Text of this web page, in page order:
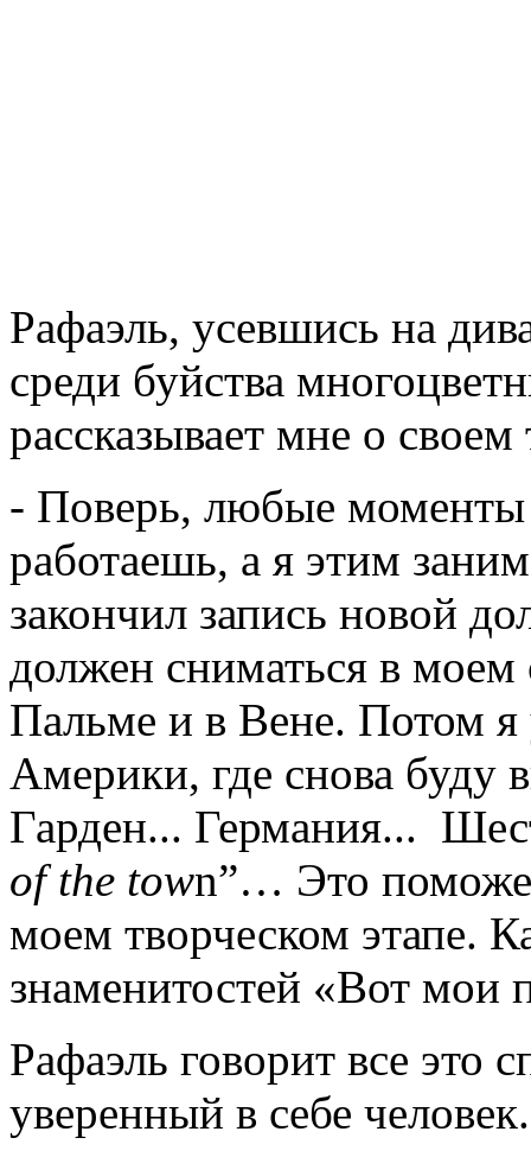
Рафаэль, усевшись на
среди буйства
рассказывает мне о своем
- Поверь, любые
работаешь, а я этим
закончил запись новой
должен сниматься в
Пальме и в Вене. Потом
Америки, где снова буду
Гарден... Германия...
of the town”… Это
моем творческом этапе.
знаменитостей «Вот мои
Рафаэль говорит все это
уверенный в себе человек.